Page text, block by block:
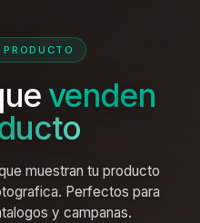
venden
muestran tu producto
Perfectos para
y campanas.